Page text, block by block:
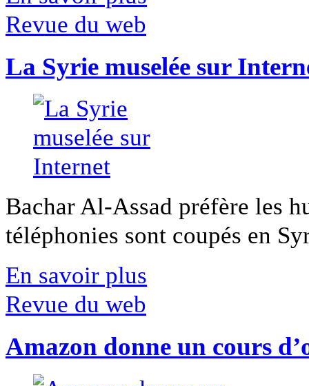
Revue du web
La Syrie muselée sur
Bachar Al-Assad préfère les
téléphonies sont coupés en
En savoir plus
Revue du web
Amazon donne un cours